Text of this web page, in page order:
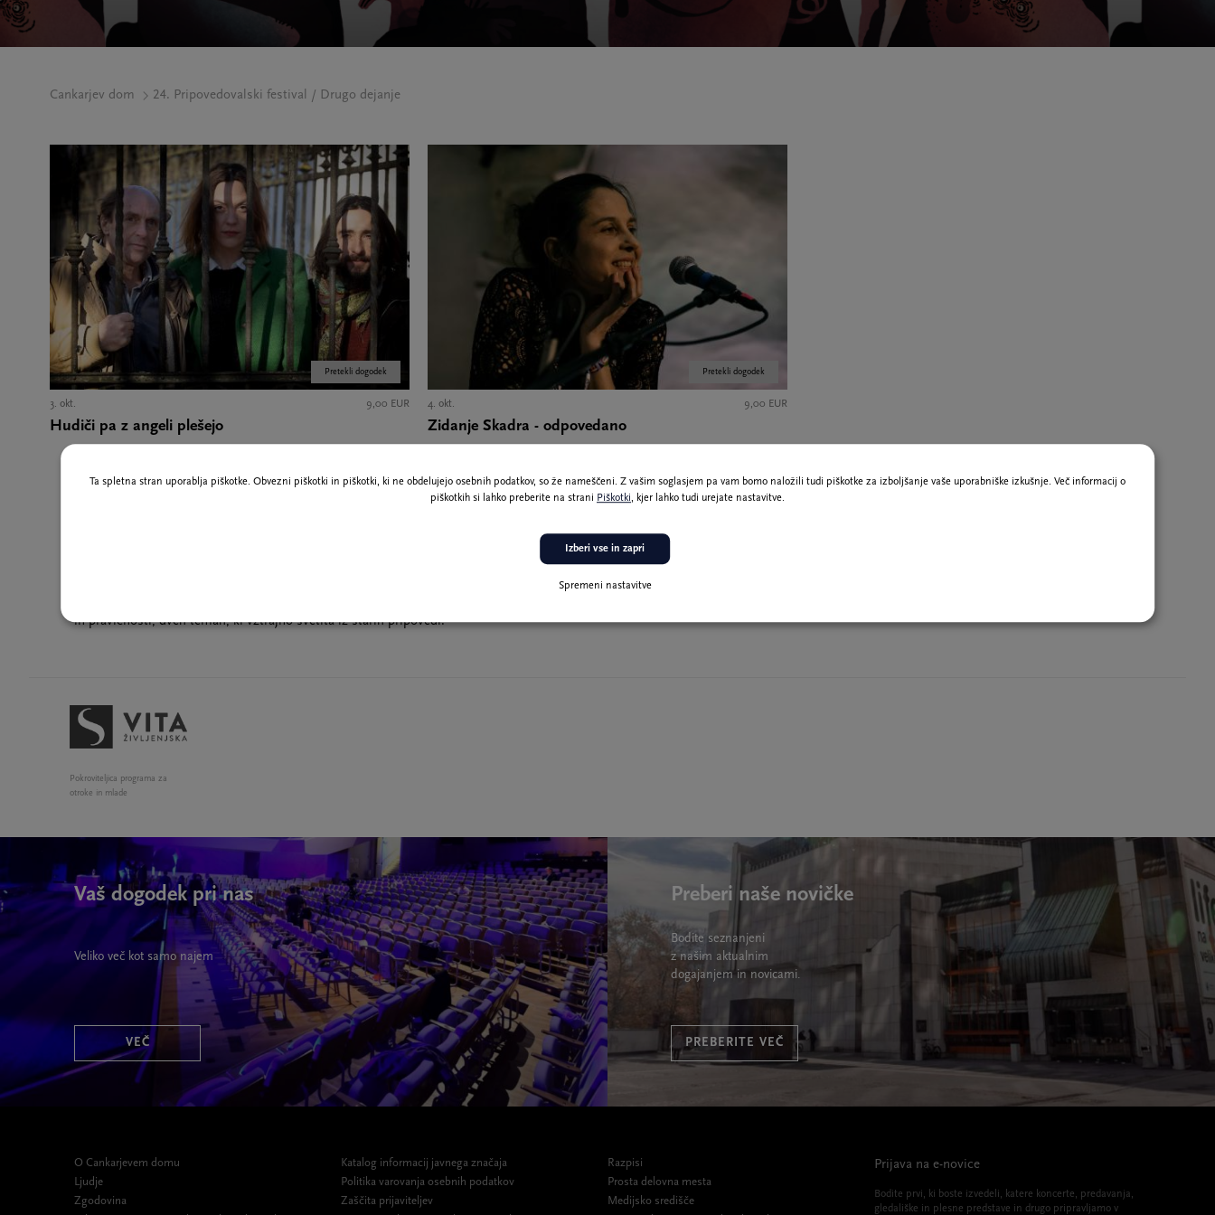
Cankarjev dom 24. Pripovedovalski festival / Drugo dejanje
Pretekli dogodek
3. okt. 9,00 EUR
Hudiči pa z angeli plešejo
Pretekli dogodek
4. okt. 9,00 EUR
Zidanje Skadra - odpovedano
Ljubljanski pripovedovalski festival, ki je eden najstarejših tovrstnih v Evropi, vsako
vstopamo tudi v september in oktober. 23. Pripovedovalski festival ima za krovno temo
in pravičnosti, dveh temah, ki vztrajno svetita iz starih pripovedi.
Pokroviteljica programa za
otroke in mlade
Vaš dogodek pri nas
Veliko več kot samo najem
VEČ
Preberi naše novičke
Bodite seznanjeni
z našim aktualnim
dogajanjem in novicami.
PREBERITE VEČ
O Cankarjevem domu
Ljudje
Zgodovina
Katalog informacij javnega značaja
Politika varovanja osebnih podatkov
Zaščita prijaviteljev
Razpisi
Prosta delovna mesta
Medijsko središče
Prijava na e-novice
Bodite prvi, ki boste izvedeli, katere koncerte, predavanja,
gledališke in plesne predstave in drugo pripravljamo v
Ta spletna stran uporablja piškotke. Obvezni piškotki in piškotki, ki ne obdelujejo osebnih podatkov, so že nameščeni. Z vašim soglasjem pa vam bomo naložili tudi piškotke za izboljšanje vaše uporabniške izkušnje. Več informacij o
piškotkih si lahko preberite na strani Piškotki, kjer lahko tudi urejate nastavitve.
Spremeni nastavitve
Izberi vse in zapri